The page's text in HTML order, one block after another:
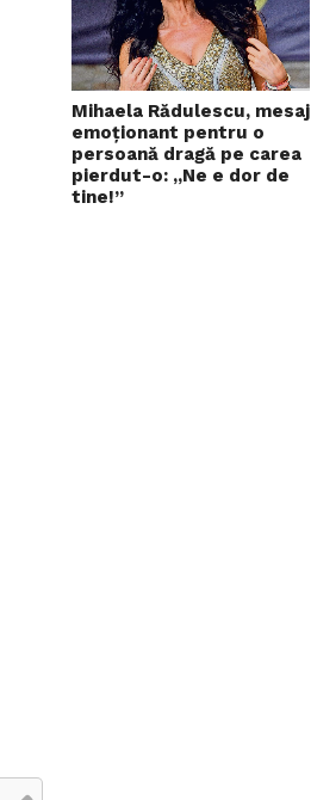
Mihaela Rădulescu, mesaj
emoționant pentru o
persoană dragă pe carea
pierdut-o: „Ne e dor de
tine!”